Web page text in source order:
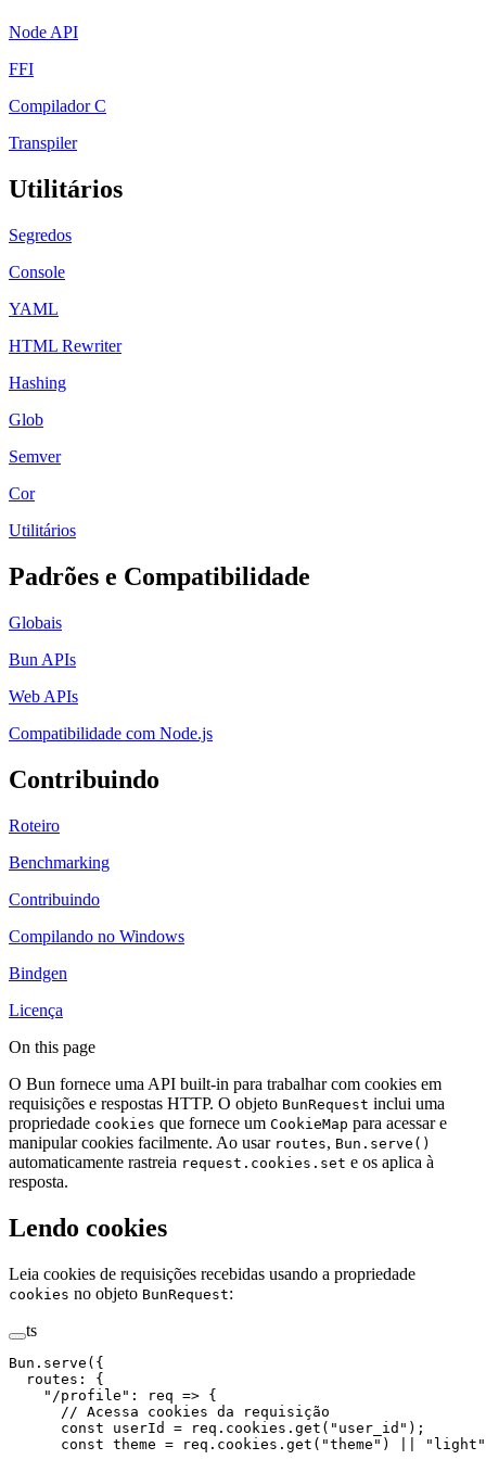
Node API
FFI
Compilador C
Transpiler
Utilitários
Segredos
Console
YAML
HTML Rewriter
Hashing
Glob
Semver
Cor
Utilitários
Padrões e Compatibilidade
Globais
Bun APIs
Web APIs
Compatibilidade com Node.js
Contribuindo
Roteiro
Benchmarking
Contribuindo
Compilando no Windows
Bindgen
Licença
On this page
O Bun fornece uma API built-in para trabalhar com cookies em
requisições e respostas HTTP. O objeto BunRequest inclui uma
propriedade cookies que fornece um CookieMap para acessar e
manipular cookies facilmente. Ao usar routes, Bun.serve()
automaticamente rastreia request.cookies.set e os aplica à
resposta.
Lendo cookies
Leia cookies de requisições recebidas usando a propriedade
cookies no objeto BunRequest:
ts
Bun. serve ({
  routes: {
    "/profile"
: req => {
      // Acessa cookies da requisição
      const
userId = req.cookies. get ( "user_id" );
      const
theme = req.cookies. get ( "theme" )
"light"